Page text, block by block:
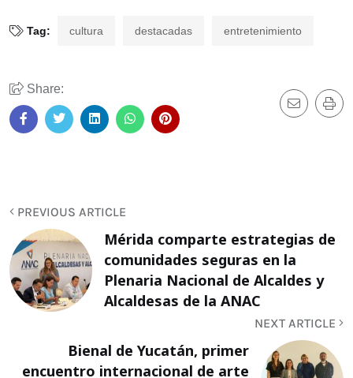
Tag: cultura destacadas entretenimiento
Share:
PREVIOUS ARTICLE
Mérida comparte estrategias de
comunidades seguras en la
Plenaria Nacional de Alcaldes y
Alcaldesas de la ANAC
NEXT ARTICLE
Bienal de Yucatán, primer
encuentro internacional de arte